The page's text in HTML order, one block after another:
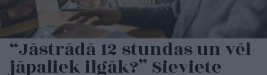
“Jāstrādā 12 stundas un vēl
jāpaliek ilgāk?” Sieviete